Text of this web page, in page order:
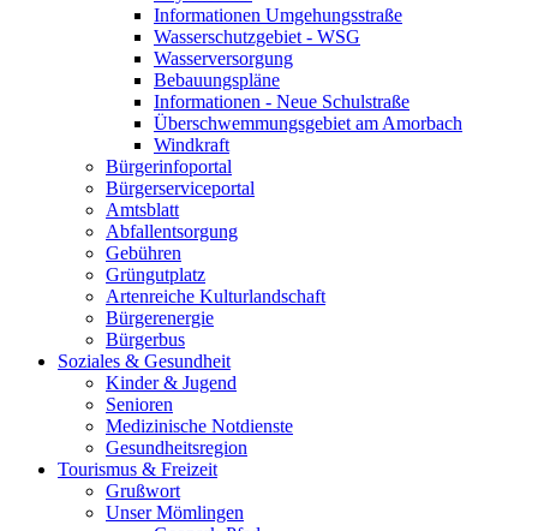
Informationen Umgehungsstraße
Wasserschutzgebiet - WSG
Wasserversorgung
Bebauungspläne
Informationen - Neue Schulstraße
Überschwemmungsgebiet am Amorbach
Windkraft
Bürgerinfoportal
Bürgerserviceportal
Amtsblatt
Abfallentsorgung
Gebühren
Grüngutplatz
Artenreiche Kulturlandschaft
Bürgerenergie
Bürgerbus
Soziales & Gesundheit
Kinder & Jugend
Senioren
Medizinische Notdienste
Gesundheitsregion
Tourismus & Freizeit
Grußwort
Unser Mömlingen